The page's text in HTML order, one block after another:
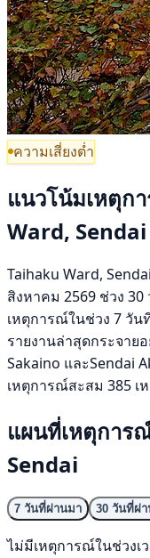
ความเสี่ยงต่ำ
แนวโน้มเหตุก
Ward, Sendai
Taihaku Ward,
สิงหาคม 2569 ช่วง
เหตุการณ์ในช่วง 7 วั
รายงานล่าสุดกระจาย
Sakaino และSendai
เหตุการณ์สะสม 385 เ
แผนที่เหตุการ
Sendai
7 วันที่ผ่านมา 30 วันที่ผ่
ไม่มีเหตุการณ์ในช่วงเ